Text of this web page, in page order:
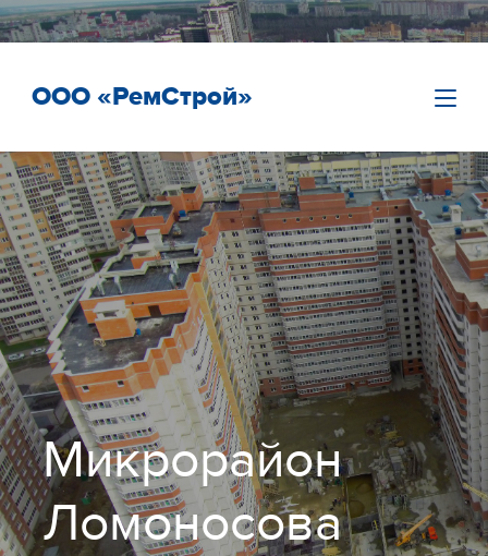
ООО «РемСтрой»
Микрорайон
Ломоносова